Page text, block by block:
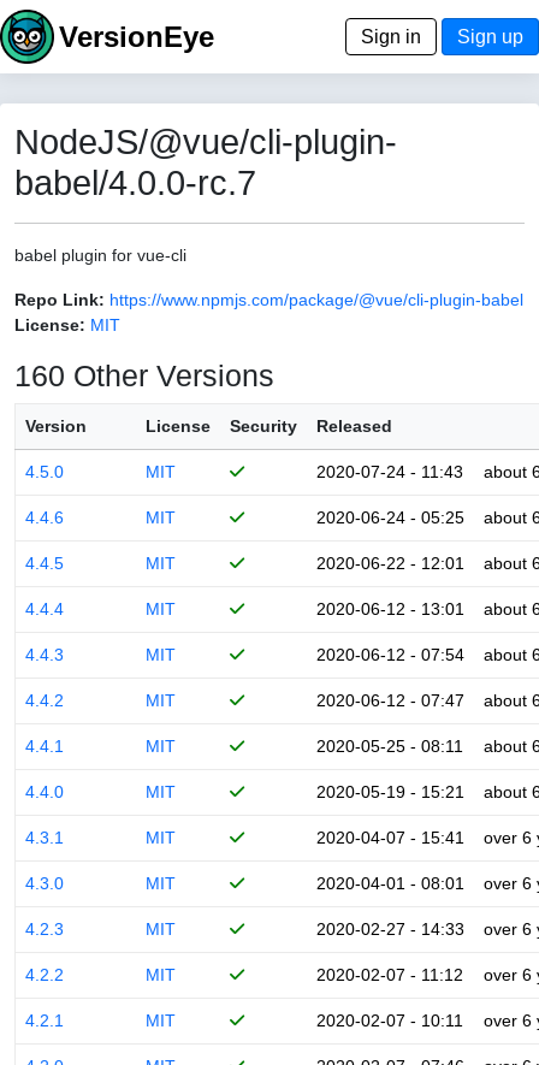
VersionEye Sign in Sign up
NodeJS/@vue/cli-plugin-
babel/4.0.0-rc.7
babel plugin for vue-cli
Repo Link: https://www.npmjs.com/package/@vue/cli-plugin-babel
License: MIT
160 Other Versions
Version License Security Released
4.5.0 MIT 2020-07-24 - 11:43 about
4.4.6 MIT 2020-06-24 - 05:25 about
4.4.5 MIT 2020-06-22 - 12:01 about
4.4.4 MIT 2020-06-12 - 13:01 about
4.4.3 MIT 2020-06-12 - 07:54 about
4.4.2 MIT 2020-06-12 - 07:47 about
4.4.1 MIT 2020-05-25 - 08:11 about
4.4.0 MIT 2020-05-19 - 15:21 about
4.3.1 MIT 2020-04-07 - 15:41 over 6
4.3.0 MIT 2020-04-01 - 08:01 over 6
4.2.3 MIT 2020-02-27 - 14:33 over 6
4.2.2 MIT 2020-02-07 - 11:12 over 6
4.2.1 MIT 2020-02-07 - 10:11 over 6